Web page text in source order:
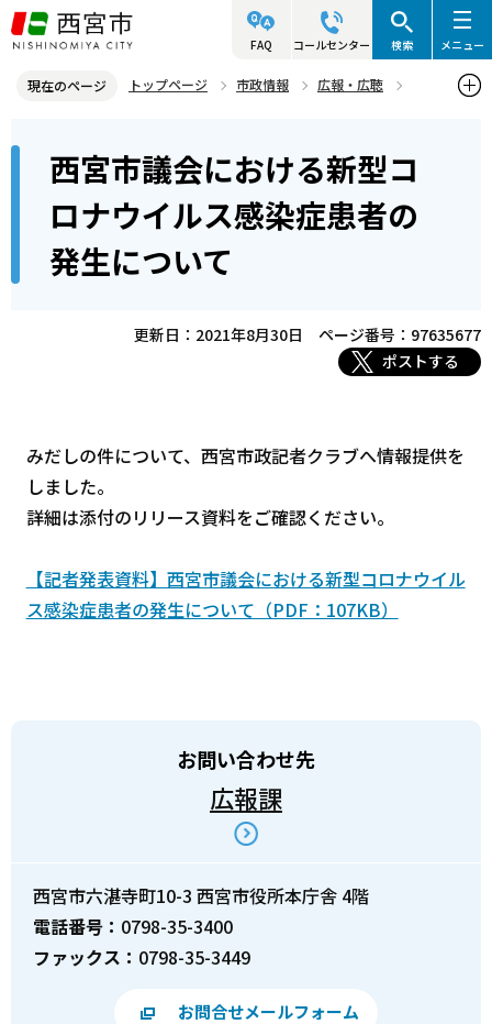
こ
の
ジ
す
FAQ コールセンター 検索 メニュー
現在のページ トップページ 市政情報
広報・広聴
西宮市議会における新型コロナウイルス感染症患者の発生について
ら
西宮市議会における新型コ
ロナウイルス感染症患者の
発生について
更新日：2021年8月30日
ページ番号：97635677
ポストする
みだしの件について、西宮市政記者クラブへ情報提供を
しました。
詳細は添付のリリース資料をご確認ください。
【記者発表資料】西宮市議会における新型コロナウイル
ス感染症患者の発生について（PDF：107KB）
お問い合わせ先
広報課
西宮市六湛寺町10-3 西宮市役所本庁舎 4階
電話番号： 0798-35-3400
ファックス： 0798-35-3449
お問合せメールフォーム